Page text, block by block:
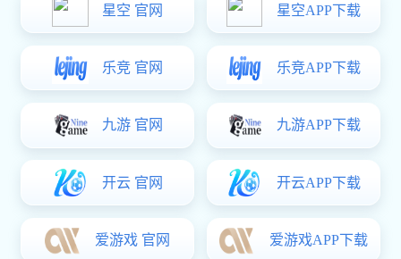
公司资讯 行业动态
"静音滑轨隔断配件：滑动噪音
≤25dB的专业解决方案"
日期：2025-01-20 阅读数：60
在众多隔断配件中，静音滑轨隔断配件无疑是备受瞩目的存在，
它关乎着隔断使用时的舒适度，更是能为整个空间营造出静谧的氛